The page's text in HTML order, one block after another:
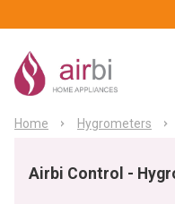
Home Hygrometers
Airbi Control -